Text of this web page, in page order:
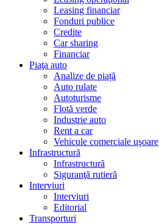
Leasing financiar
Fonduri publice
Credite
Car sharing
Financiar
Piaţa auto
Analize de piață
Auto rulate
Autoturisme
Flotă verde
Industrie auto
Rent a car
Vehicule comerciale uşoare
Infrastructură
Infrastructură
Siguranţă rutieră
Interviuri
Interviuri
Editorial
Transporturi